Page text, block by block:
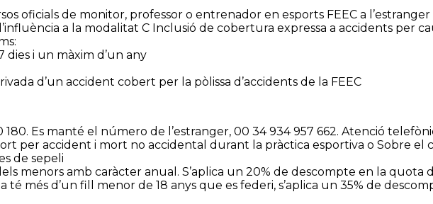
oficials de monitor, professor o entrenador en esports FEEC a
a la modalitat C Inclusió de cobertura expressa a accidents per
dies i un màxim d’un any
d’un accident cobert per la pòlissa d’accidents de la FEEC
Es manté el número de l’estranger, 00 34 934 957 662. Atenció
per accident i mort no accidental durant la pràctica esportiva o Sobre el
de sepeli
menors amb caràcter anual. S’aplica un 20% de descompte en la quota
més d’un fill menor de 18 anys que es federi, s’aplica un 35% de